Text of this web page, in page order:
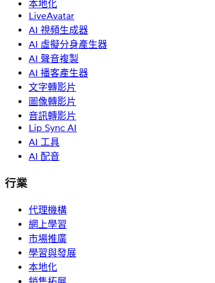
本地化
LiveAvatar
AI 視頻生成器
AI 虛擬分身產生器
AI 聲音複製
AI 播客產生器
文字轉影片
圖像轉影片
音訊轉影片
Lip Sync AI
AI 工具
AI 配音
行業
代理機構
網上學習
市場推廣
學習與發展
本地化